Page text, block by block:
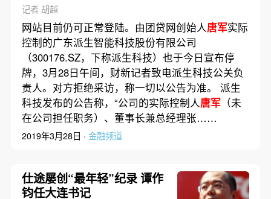
记者 胡越
网站目前仍可正常登陆。由团贷网创始人唐军实际
控制的广东派生智能科技股份有限公司
（300176.SZ，下称派生科技）也于今日宣布停
牌，3月28日午间，财新记者致电派生科技公关负
责人。对方拒绝采访，称一切以公告为准。 派生
科技发布的公告称，“公司的实际控制人唐军（未
在公司担任职务）、董事长兼总经理张……
2019年3月28日 · 金融频道
仕途屡创“最年轻”纪录 谭作
钧任大连书记